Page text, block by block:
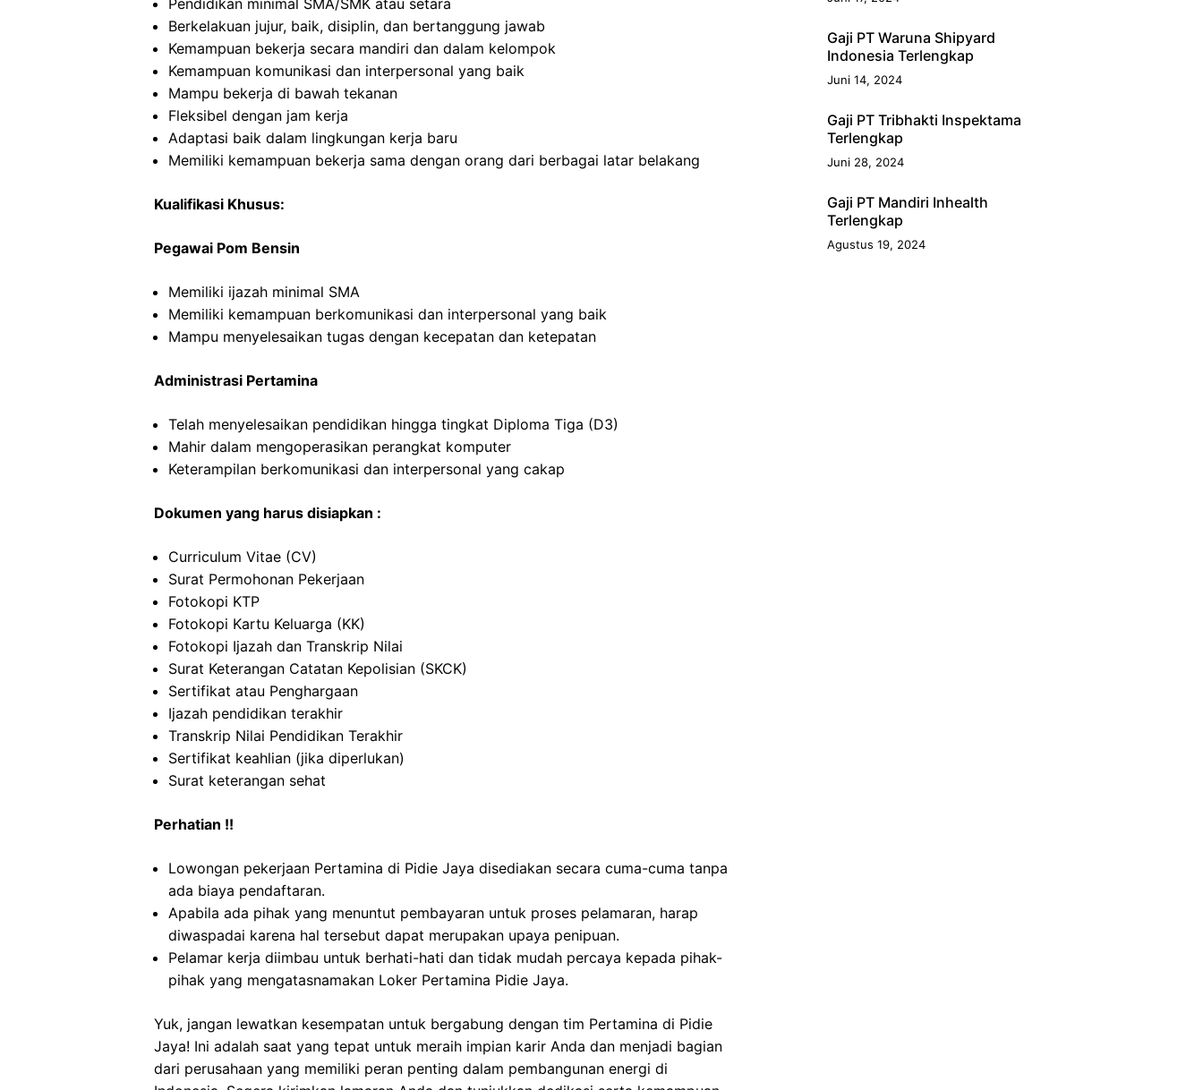
Pendidikan minimal SMA/SMK atau setara
Berkelakuan jujur, baik, disiplin, dan bertanggung jawab
Kemampuan bekerja secara mandiri dan dalam kelompok
Kemampuan komunikasi dan interpersonal yang baik
Mampu bekerja di bawah tekanan
Fleksibel dengan jam kerja
Adaptasi baik dalam lingkungan kerja baru
Memiliki kemampuan bekerja sama dengan orang dari berbagai latar belakang
Kualifikasi Khusus:
Pegawai Pom Bensin
Memiliki ijazah minimal SMA
Memiliki kemampuan berkomunikasi dan interpersonal yang baik
Mampu menyelesaikan tugas dengan kecepatan dan ketepatan
Administrasi Pertamina
Telah menyelesaikan pendidikan hingga tingkat Diploma Tiga (D3)
Mahir dalam mengoperasikan perangkat komputer
Keterampilan berkomunikasi dan interpersonal yang cakap
Dokumen yang harus disiapkan :
Curriculum Vitae (CV)
Surat Permohonan Pekerjaan
Fotokopi KTP
Fotokopi Kartu Keluarga (KK)
Fotokopi Ijazah dan Transkrip Nilai
Surat Keterangan Catatan Kepolisian (SKCK)
Sertifikat atau Penghargaan
Ijazah pendidikan terakhir
Transkrip Nilai Pendidikan Terakhir
Sertifikat keahlian (jika diperlukan)
Surat keterangan sehat
Perhatian !!
Lowongan pekerjaan Pertamina di Pidie Jaya disediakan secara cuma-cuma tanpa
ada biaya pendaftaran.
Apabila ada pihak yang menuntut pembayaran untuk proses pelamaran, harap
diwaspadai karena hal tersebut dapat merupakan upaya penipuan.
Pelamar kerja diimbau untuk berhati-hati dan tidak mudah percaya kepada pihak-
pihak yang mengatasnamakan Loker Pertamina Pidie Jaya.
Yuk, jangan lewatkan kesempatan untuk bergabung dengan tim Pertamina di Pidie
Jaya! Ini adalah saat yang tepat untuk meraih impian karir Anda dan menjadi bagian
dari perusahaan yang memiliki peran penting dalam pembangunan energi di
Gaji PT Waruna Shipyard
Indonesia Terlengkap
Juni 14, 2024
Gaji PT Tribhakti Inspektama
Terlengkap
Juni 28, 2024
Gaji PT Mandiri Inhealth
Terlengkap
Agustus 19, 2024